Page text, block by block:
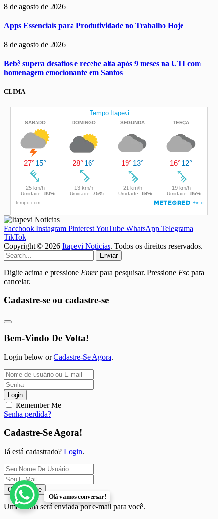
8 de agosto de 2026
Apps Essenciais para Produtividade no Trabalho Hoje
8 de agosto de 2026
Bebê supera desafios e recebe alta após 9 meses na UTI com
homenagem emocionante em Santos
CLIMA
Facebook Instagram PinterestYouTube WhatsApp Telegrama
TikTok
Copyright © 2026 Itapevi Noticias. Todos os direitos reservados.
Enviar
Digite acima e pressione Enterpara pesquisar. Pressione Esc para
cancelar.
Olá vamos conversar!
Cadastre-se ou cadastre-se
Bem-Vindo De Volta!
Login below orCadastre-Se Agora.
Login
Remember Me
Senha perdida?
Cadastre-Se Agora!
Já está cadastrado? Login.
Cadastre-se
Uma senha será enviada por e-mail para você.